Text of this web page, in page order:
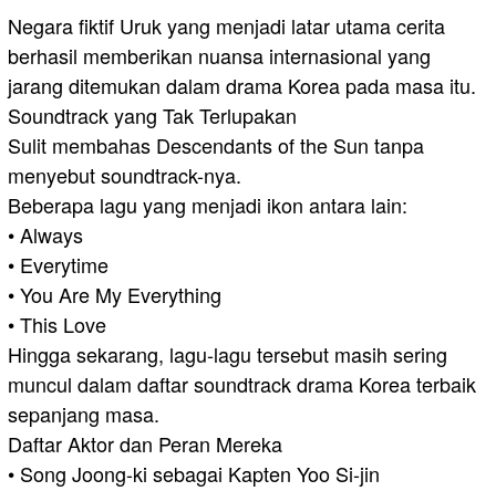
Negara fiktif Uruk yang menjadi latar utama cerita
berhasil memberikan nuansa internasional yang
jarang ditemukan dalam drama Korea pada masa itu.
Soundtrack yang Tak Terlupakan
Sulit membahas Descendants of the Sun tanpa
menyebut soundtrack-nya.
Beberapa lagu yang menjadi ikon antara lain:
• Always
• Everytime
• You Are My Everything
• This Love
Hingga sekarang, lagu-lagu tersebut masih sering
muncul dalam daftar soundtrack drama Korea terbaik
sepanjang masa.
Daftar Aktor dan Peran Mereka
• Song Joong-ki sebagai Kapten Yoo Si-jin